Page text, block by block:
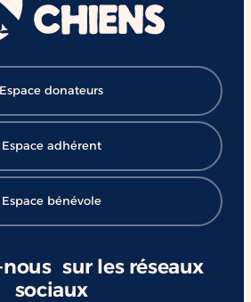
sur les réseaux
sociaux
Espace donateurs
Espace adhérent
Espace bénévole